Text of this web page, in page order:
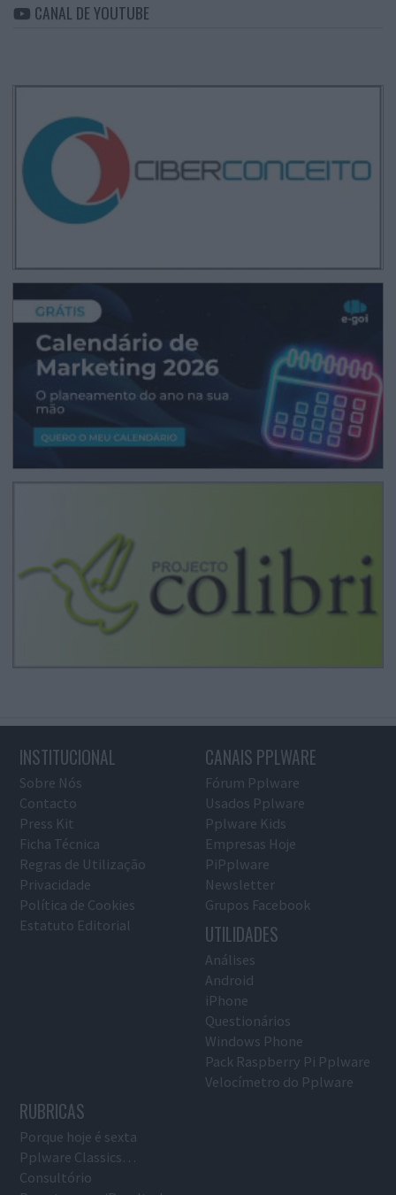
CANAL DE YOUTUBE
INSTITUCIONAL
Sobre Nós
Contacto
Press Kit
Ficha Técnica
Regras de Utilização
Privacidade
Política de Cookies
Estatuto Editorial
CANAIS PPLWARE
Fórum Pplware
Usados Pplware
Pplware Kids
Empresas Hoje
PiPplware
Newsletter
Grupos Facebook
UTILIDADES
Análises
Android
iPhone
Questionários
Windows Phone
Pack Raspberry Pi Pplware
Velocímetro do Pplware
RUBRICAS
Porque hoje é sexta
Pplware Classics…
Consultório